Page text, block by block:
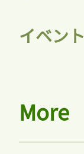
イベント
More